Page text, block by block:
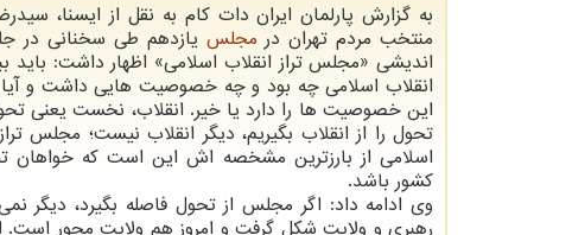
به گزارش پارلمان ایران دات کام به نقل از ایسنا،
منتخب مردم تهران در مجلس یازدهم طی سخنانی در
اندیشی «مجلس تراز انقلاب اسلامی» اظهار داشت: باید
انقلاب اسلامی چه بود و چه خصوصیت هایی داشت و
این خصوصیت ها را دارد یا خیر. انقلاب، نخست یعنی
تحول را از انقلاب بگیریم، دیگر انقلاب نیست؛ مجلس
اسلامی از بارزترین مشخصه اش این است که خواهان
کشور باشد.
وی ادامه داد: اگر مجلس از تحول فاصله بگیرد، دیگر
رهبری و ولایت شکل گرفت و امروز هم ولایت محور است.